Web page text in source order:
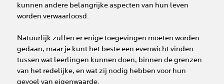
kunnen andere belangrijke aspecten van hun leven
worden verwaarloosd.
Natuurlijk zullen er enige toegevingen moeten worden
gedaan, maar je kunt het beste een evenwicht vinden
tussen wat leerlingen kunnen doen, binnen de grenzen
van het redelijke, en wat zij nodig hebben voor hun
gevoel van eigenwaarde.